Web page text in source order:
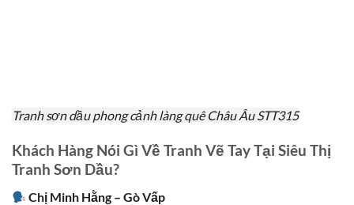
Tranh sơn dầu phong cảnh làng quê Châu Âu STT315
Khách Hàng Nói Gì Về Tranh Vẽ Tay Tại Siêu Thị
Tranh Sơn Dầu?
Chị Minh Hằng – Gò Vấp